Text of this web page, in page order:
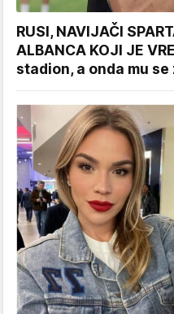
RUSI, NAVIJAČI
ALBANCA KOJI JE
stadion, a onda mu